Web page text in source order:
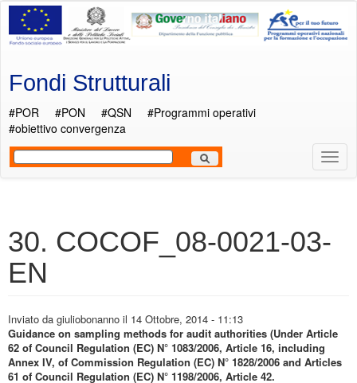
Salta al contenuto principale
Fondi Strutturali
#POR #PON #QSN
#Programmi operativi
#obiettivo convergenza
Menù
30. COCOF_08-0021-03-
EN
Inviato da giuliobonanno il 14 Ottobre, 2014 - 11:13
Guidance on sampling methods for audit authorities (Under Article
62 of Council Regulation (EC) N° 1083/2006, Article 16, including
Annex IV, of Commission Regulation (EC) N° 1828/2006 and Articles
61 of Council Regulation (EC) N° 1198/2006, Article 42.